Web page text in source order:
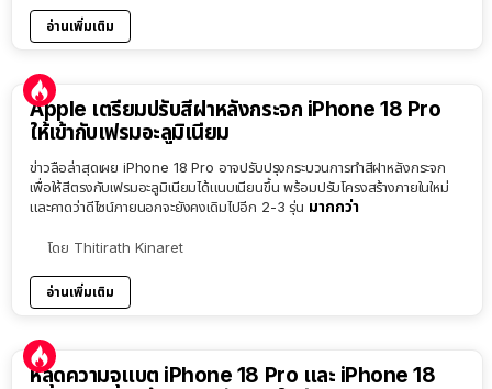
อ่านเพิ่มเติม
Apple เตรียมปรับสีฝาหลังกระจก iPhone 18 Pro
ให้เข้ากับเฟรมอะลูมิเนียม
ข่าวลือล่าสุดเผย iPhone 18 Pro อาจปรับปรุงกระบวนการทำสีฝาหลังกระจก
เพื่อให้สีตรงกับเฟรมอะลูมิเนียมได้แนบเนียนขึ้น พร้อมปรับโครงสร้างภายในใหม่
และคาดว่าดีไซน์ภายนอกจะยังคงเดิมไปอีก 2-3 รุ่น มากกว่า
โดย Thitirath Kinaret
อ่านเพิ่มเติม
หลุดความจุแบต iPhone 18 Pro และ iPhone 18